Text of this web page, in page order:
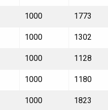
1000 1773
1000 1302
1000 1128
1000 1180
1000 1823